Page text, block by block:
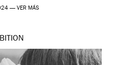
— VER MÁS